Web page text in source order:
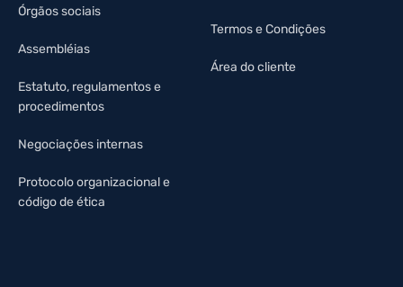
Órgãos sociais
Assembléias
Estatuto, regulamentos e
procedimentos
Negociações internas
Protocolo organizacional e
código de ética
Termos e Condições
Área do cliente